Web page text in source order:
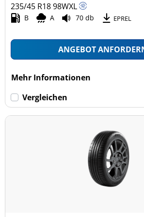
235/45 R1898WXL
B A 70 db EPREL
ANGEBOT
Mehr Informationen
Vergleichen